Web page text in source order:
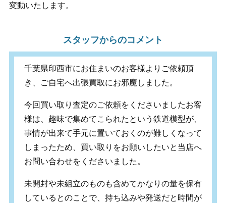
変動いたします。
スタッフからのコメント
千葉県印西市にお住まいのお客様よりご依頼頂
き、ご自宅へ出張買取にお邪魔しました。
今回買い取り査定のご依頼をくださいましたお客
様は、趣味で集めてこられたという鉄道模型が、
事情が出来て手元に置いておくのが難しくなって
しまったため、買い取りをお願いしたいと当店へ
お問い合わせをくださいました。
未開封や未組立のものも含めてかなりの量を保有
しているとのことで、持ち込みや発送だと時間が